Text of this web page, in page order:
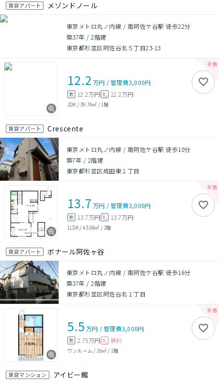
賃貸アパート メゾンドノール
東京メトロ丸ノ内線 / 南阿佐ケ谷駅 徒歩22分
築37年 /2階建
東京都杉並区阿佐谷北５丁目23-13
12.2 万円 /管理費3,000円
敷 12.2万円 礼 12.2万円
2DK /39.74㎡ / 1階
賃貸アパート Crescente
東京メトロ丸ノ内線 / 南阿佐ケ谷駅 徒歩10分
築7年 / 2階建
東京都杉並区成田東１丁目
13.7 万円 /管理費3,000円
敷 13.7万円 礼 13.7万円
1LDK/43.68㎡ / 2階
賃貸アパート ボナール阿佐ヶ谷
東京メトロ丸ノ内線 / 南阿佐ケ谷駅 徒歩16分
築37年 /2階建
東京都杉並区阿佐谷北１丁目
5.5 万円 /管理費3,000円
敷 2.75万円 礼 無料
ワンルーム / 16㎡ / 1階
賃貸マンション アイビー館